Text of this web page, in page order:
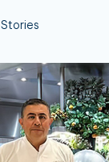
Stories